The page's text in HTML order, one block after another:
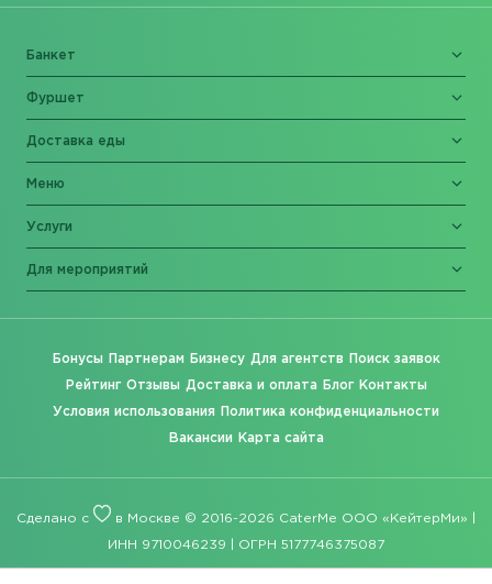
Банкет
Фуршет
Доставка еды
Меню
Услуги
Для мероприятий
Бонусы Партнерам Бизнесу Для агентств Поиск заявок
Рейтинг Отзывы Доставка и оплата Блог Контакты
Условия использования Политика конфиденциальности
Вакансии Карта сайта
Сделано с в Москве © 2016-2026 CaterMe ООО «КейтерМи» |
ИНН 9710046239 | ОГРН 5177746375087